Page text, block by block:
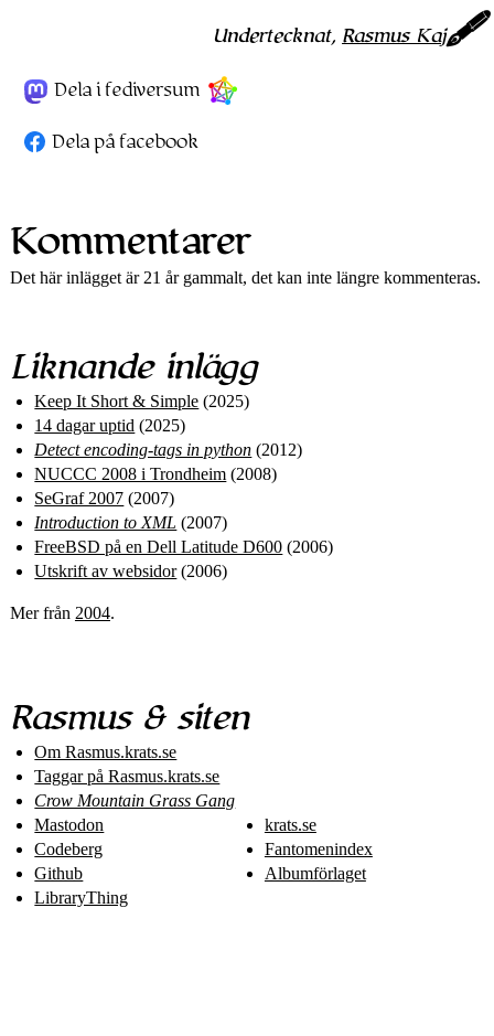
Undertecknat, Rasmus Kaj
Dela i fediversum
Dela på facebook
Kommentarer
Det här inlägget är 21 år gammalt, det kan inte längre kommenteras.
Liknande inlägg
Keep It Short & Simple (2025)
14 dagar uptid (2025)
Detect encoding-tags in python (2012)
NUCCC 2008 i Trondheim (2008)
SeGraf 2007 (2007)
Introduction to XML (2007)
FreeBSD på en Dell Latitude D600 (2006)
Utskrift av websidor(2006)
Mer från 2004.
Rasmus & siten
Om Rasmus​.krats​.se
Taggar på Rasmus​.krats​.se
Crow Mountain Grass Gang
Mastodon
Codeberg
Github
LibraryThing
krats.se
Fantomenindex
Albumförlaget